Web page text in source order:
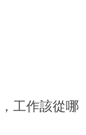
工作該從哪